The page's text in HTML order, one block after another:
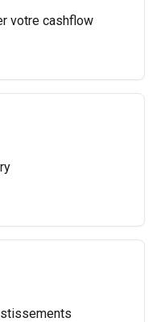
votre cashflow